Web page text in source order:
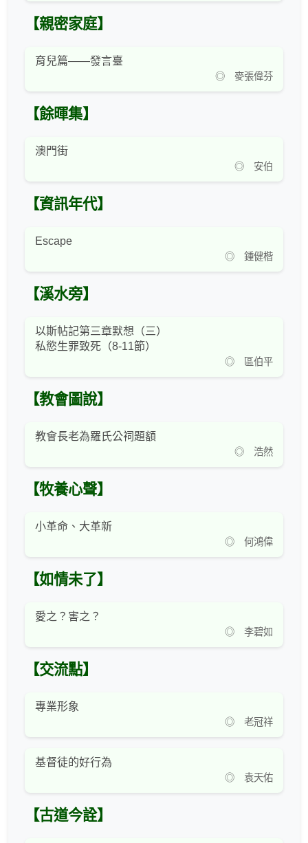
【親密家庭】
育兒篇——發言臺
◎ 麥張偉芬
【餘暉集】
澳門街
◎ 安伯
【資訊年代】
Escape
◎ 鍾健楷
【溪水旁】
以斯帖記第三章默想（三）
私慾生罪致死（8-11節）
◎ 區伯平
【教會圖說】
教會長老為羅氏公祠題額
◎ 浩然
【牧養心聲】
小革命、大革新
◎ 何鴻偉
【如情未了】
愛之？害之？
◎ 李碧如
【交流點】
專業形象
◎ 老冠祥
基督徒的好行為
◎ 袁天佑
【古道今詮】